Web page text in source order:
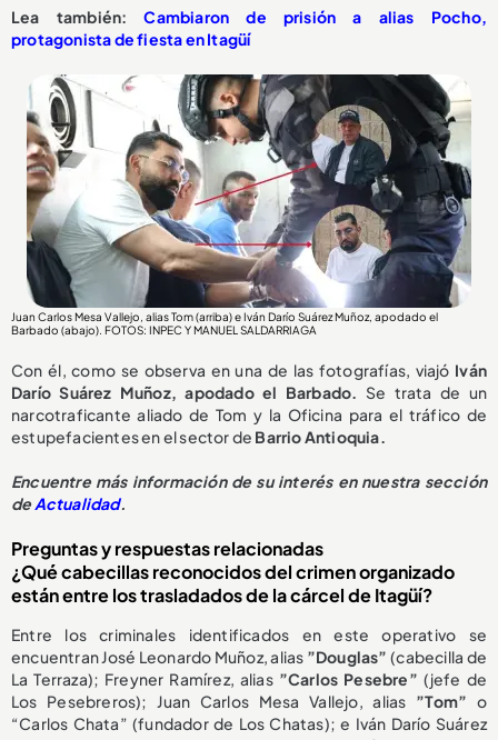
Lea también:Cambiaron de prisión a alias Pocho,
protagonista de fiesta en Itagüí
Juan Carlos Mesa Vallejo, alias Tom (arriba) e Iván Darío Suárez Muñoz, apodado el
Barbado (abajo). FOTOS: INPEC Y MANUEL SALDARRIAGA
Con él, como se observa en una de las fotografías, viajó Iván
Darío Suárez Muñoz, apodado el Barbado.
Se trata de un
narcotraficante aliado de Tom y la Oficina para el tráfico de
estupefacientes en el sector de Barrio Antioquia.
Encuentre más información de su interés en nuestra sección
deActualidad.
Preguntas y respuestas relacionadas
¿Qué cabecillas reconocidos del crimen organizado
están entre los trasladados de la cárcel de Itagüí?
Entre los criminales identificados en este operativo se
encuentran José Leonardo Muñoz, alias ”Douglas” (cabecilla de
La Terraza); Freyner Ramírez, alias ”Carlos Pesebre” (jefe de
Los Pesebreros); Juan Carlos Mesa Vallejo, alias ”Tom” o
“Carlos Chata” (fundador de Los Chatas); e Iván Darío Suárez